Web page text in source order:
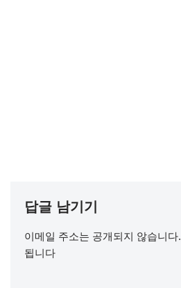
답글 남기기
이메일 주소는 공개되지 않습니다.
됩니다